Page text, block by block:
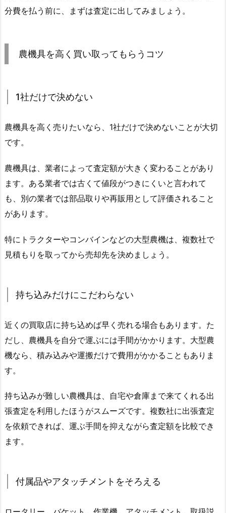
分費を払う前に、まずは査定に出してみましょう。
農機具を高く買い取ってもらうコツ
1社だけで決めない
農機具を高く売りたいなら、1社だけで決めないことが大切
です。
農機具は、業者によって査定額が大きく変わることがあり
ます。ある業者では古くて値段がつきにくいと言われて
も、別の業者では部品取りや再販用として評価されること
があります。
特にトラクターやコンバインなどの大型農機は、複数社で
見積もりを取ってから売却先を決めましょう。
持ち込みだけにこだわらない
近くの買取店に持ち込めば早く売れる場合もあります。た
だし、農機具を自分で運ぶには手間がかかります。大型農
機なら、積み込みや運搬だけで費用がかかることもありま
す。
持ち込みが難しい農機具は、自宅や倉庫まで来てくれる出
張査定を利用したほうがスムーズです。複数社に出張査定
を依頼できれば、運ぶ手間を抑えながら査定額を比較でき
ます。
付属品やアタッチメントをそろえる